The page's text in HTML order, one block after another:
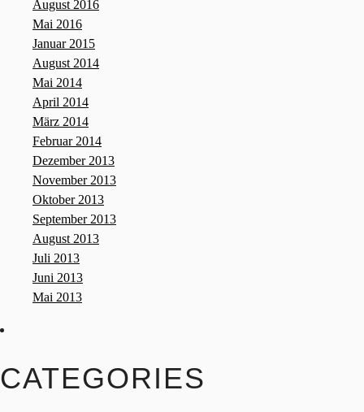
August 2016
Mai 2016
Januar 2015
August 2014
Mai 2014
April 2014
März 2014
Februar 2014
Dezember 2013
November 2013
Oktober 2013
September 2013
August 2013
Juli 2013
Juni 2013
Mai 2013
CATEGORIES